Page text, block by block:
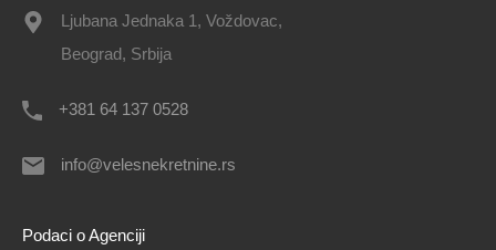
Ljubana Jednaka 1, Voždovac,
Beograd, Srbija
+381 64 137 0528
info@velesnekretnine.rs
Podaci o Agenciji